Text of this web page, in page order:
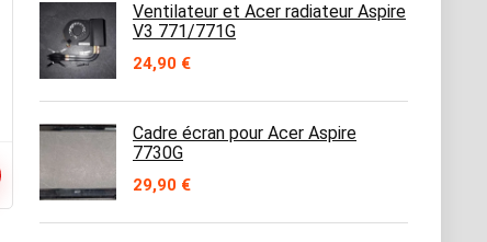
Ventilateur et Acer radiateur Aspire
V3 771/771G
24,90 €
Cadre écran pour Acer Aspire
7730G
29,90 €